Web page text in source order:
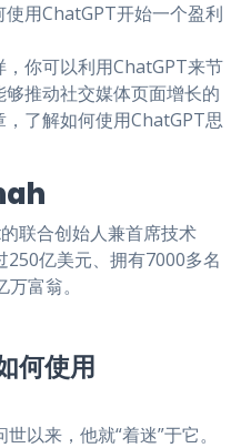
用ChatGPT开始一个盈利
，你可以利用ChatGPT来节
推动社交媒体页面增长的
了解如何使用ChatGPT思
联合创始人兼首席技术
亿美元、拥有7000多名
富翁。
何使用
以来，他就“着迷”于它。